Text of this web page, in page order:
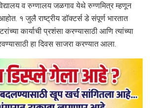
व रुग्णालय जळगाव येथे रुग्णमित्र म्हणून
१ जुलै राष्ट्रीय डॉक्टर्स डे संपूर्ण भारतात
कार्याची प्रशंसा करण्यासाठी आणि त्यांच्या
हा दिवस साजरा करण्यात आला.